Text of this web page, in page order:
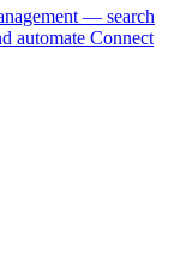
— search
automate Connect